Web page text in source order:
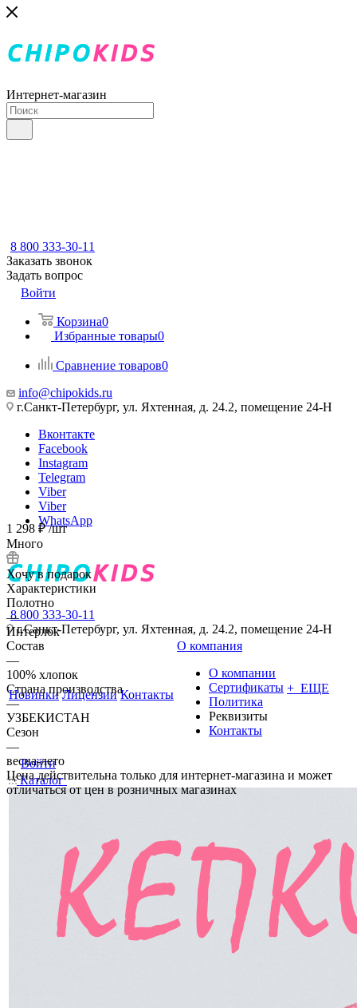
Интернет-магазин
8 800 333-30-11
Заказать звонок
Задать вопрос
Войти
Корзина0
Избранные товары0
Сравнение товаров0
info@chipokids.ru
г.Санкт-Петербург, ул. Яхтенная, д. 24.2, помещение 24-Н
Вконтакте
Facebook
Instagram
Telegram
Viber
Viber
WhatsApp
8 800 333-30-11
г.Санкт-Петербург, ул. Яхтенная, д. 24.2, помещение 24-Н
Новинки Лицензии Контакты
О компания
О компании
Сертификаты
Политика
Реквизиты
Контакты
+ ЕЩЕ
Войти
Каталог
1 298 ₽ /шт
Много
Хочу в подарок
Характеристики
Полотно
—
Интерлок
Состав
—
100% хлопок
Страна производства
—
УЗБЕКИСТАН
Сезон
—
весна-лето
Цена действительна только для интернет-магазина и может
отличаться от цен в розничных магазинах